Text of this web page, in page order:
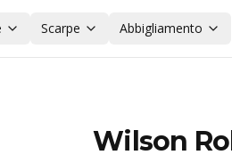
Scarpe Abbigliamento
Wilson